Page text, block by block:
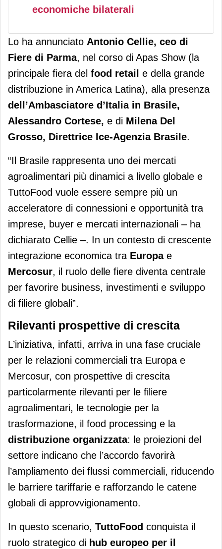
economiche bilaterali
Lo ha annunciato Antonio Cellie, ceo di
Fiere di Parma, nel corso di Apas Show (la
principale fiera del food retail e della grande
distribuzione in America Latina), alla presenza
dell’Ambasciatore d’Italia in Brasile,
Alessandro Cortese, e di Milena Del
Grosso, Direttrice Ice-Agenzia Brasile.
“Il Brasile rappresenta uno dei mercati
agroalimentari più dinamici a livello globale e
TuttoFood vuole essere sempre più un
acceleratore di connessioni e opportunità tra
imprese, buyer e mercati internazionali – ha
dichiarato Cellie –. In un contesto di crescente
integrazione economica tra Europae
Mercosur, il ruolo delle fiere diventa centrale
per favorire business, investimenti e sviluppo
di filiere globali”.
Rilevanti prospettive di crescita
L’iniziativa, infatti, arriva in una fase cruciale
per le relazioni commerciali tra Europa e
Mercosur, con prospettive di crescita
particolarmente rilevanti per le filiere
agroalimentari, le tecnologie per la
trasformazione, il food processing e la
distribuzione organizzata: le proiezioni del
settore indicano che l’accordo favorirà
l’ampliamento dei flussi commerciali, riducendo
le barriere tariffarie e rafforzando le catene
globali di approvvigionamento.
In questo scenario, TuttoFood conquista il
ruolo strategico di hub europeo per il